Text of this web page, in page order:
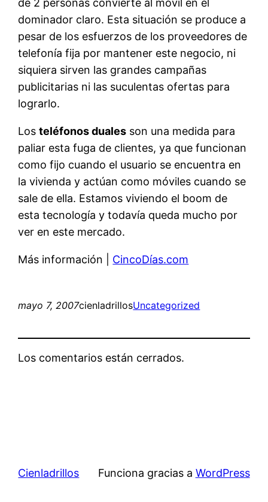
de 2 personas convierte al móvil en el
dominador claro. Esta situación se produce a
pesar de los esfuerzos de los proveedores de
telefonía fija por mantener este negocio, ni
siquiera sirven las grandes campañas
publicitarias ni las suculentas ofertas para
lograrlo.
Losteléfonos duales son una medida para
paliar esta fuga de clientes, ya que funcionan
como fijo cuando el usuario se encuentra en
la vivienda y actúan como móviles cuando se
sale de ella. Estamos viviendo el boom de
esta tecnología y todavía queda mucho por
ver en este mercado.
Más información | CincoDías.com
mayo 7, 2007cienladrillosUncategorized
Los comentarios están cerrados.
Cienladrillos Funciona gracias a WordPress